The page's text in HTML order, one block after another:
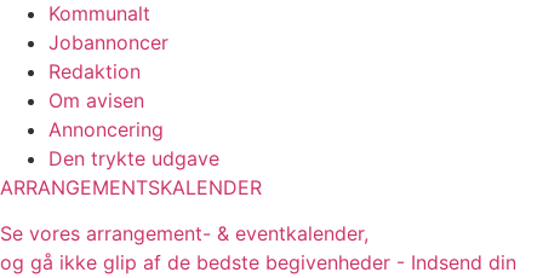
Kommunalt
Jobannoncer
Redaktion
Om avisen
Annoncering
Den trykte udgave
ARRANGEMENTSKALENDER
Se vores arrangement- & eventkalender,
og gå ikke glip af de bedste begivenheder - Indsend din